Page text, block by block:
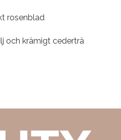
rosenblad
och krämigt cederträ